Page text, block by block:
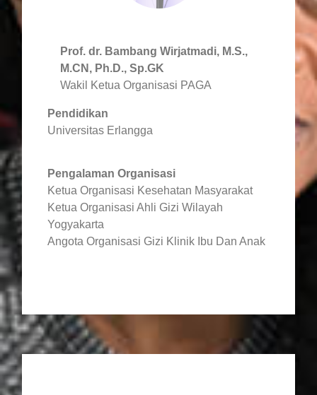
Prof. dr. Bambang Wirjatmadi, M.S.,
M.CN, Ph.D., Sp.GK
Wakil Ketua Organisasi PAGA
Pendidikan
Universitas Erlangga
Pengalaman Organisasi
Ketua Organisasi Kesehatan Masyarakat
Ketua Organisasi Ahli Gizi Wilayah
Yogyakarta
Angota Organisasi Gizi Klinik Ibu Dan Anak